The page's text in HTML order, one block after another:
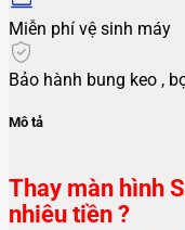
Miễn phí vệ sinh máy
Bảo hành bung keo ,
Mô tả
Thay màn hình
nhiêu tiền ?